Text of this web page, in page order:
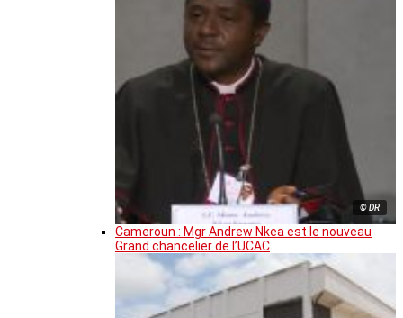
© DR
Cameroun : Mgr Andrew Nkea est le nouveau
Grand chancelier de l’UCAC